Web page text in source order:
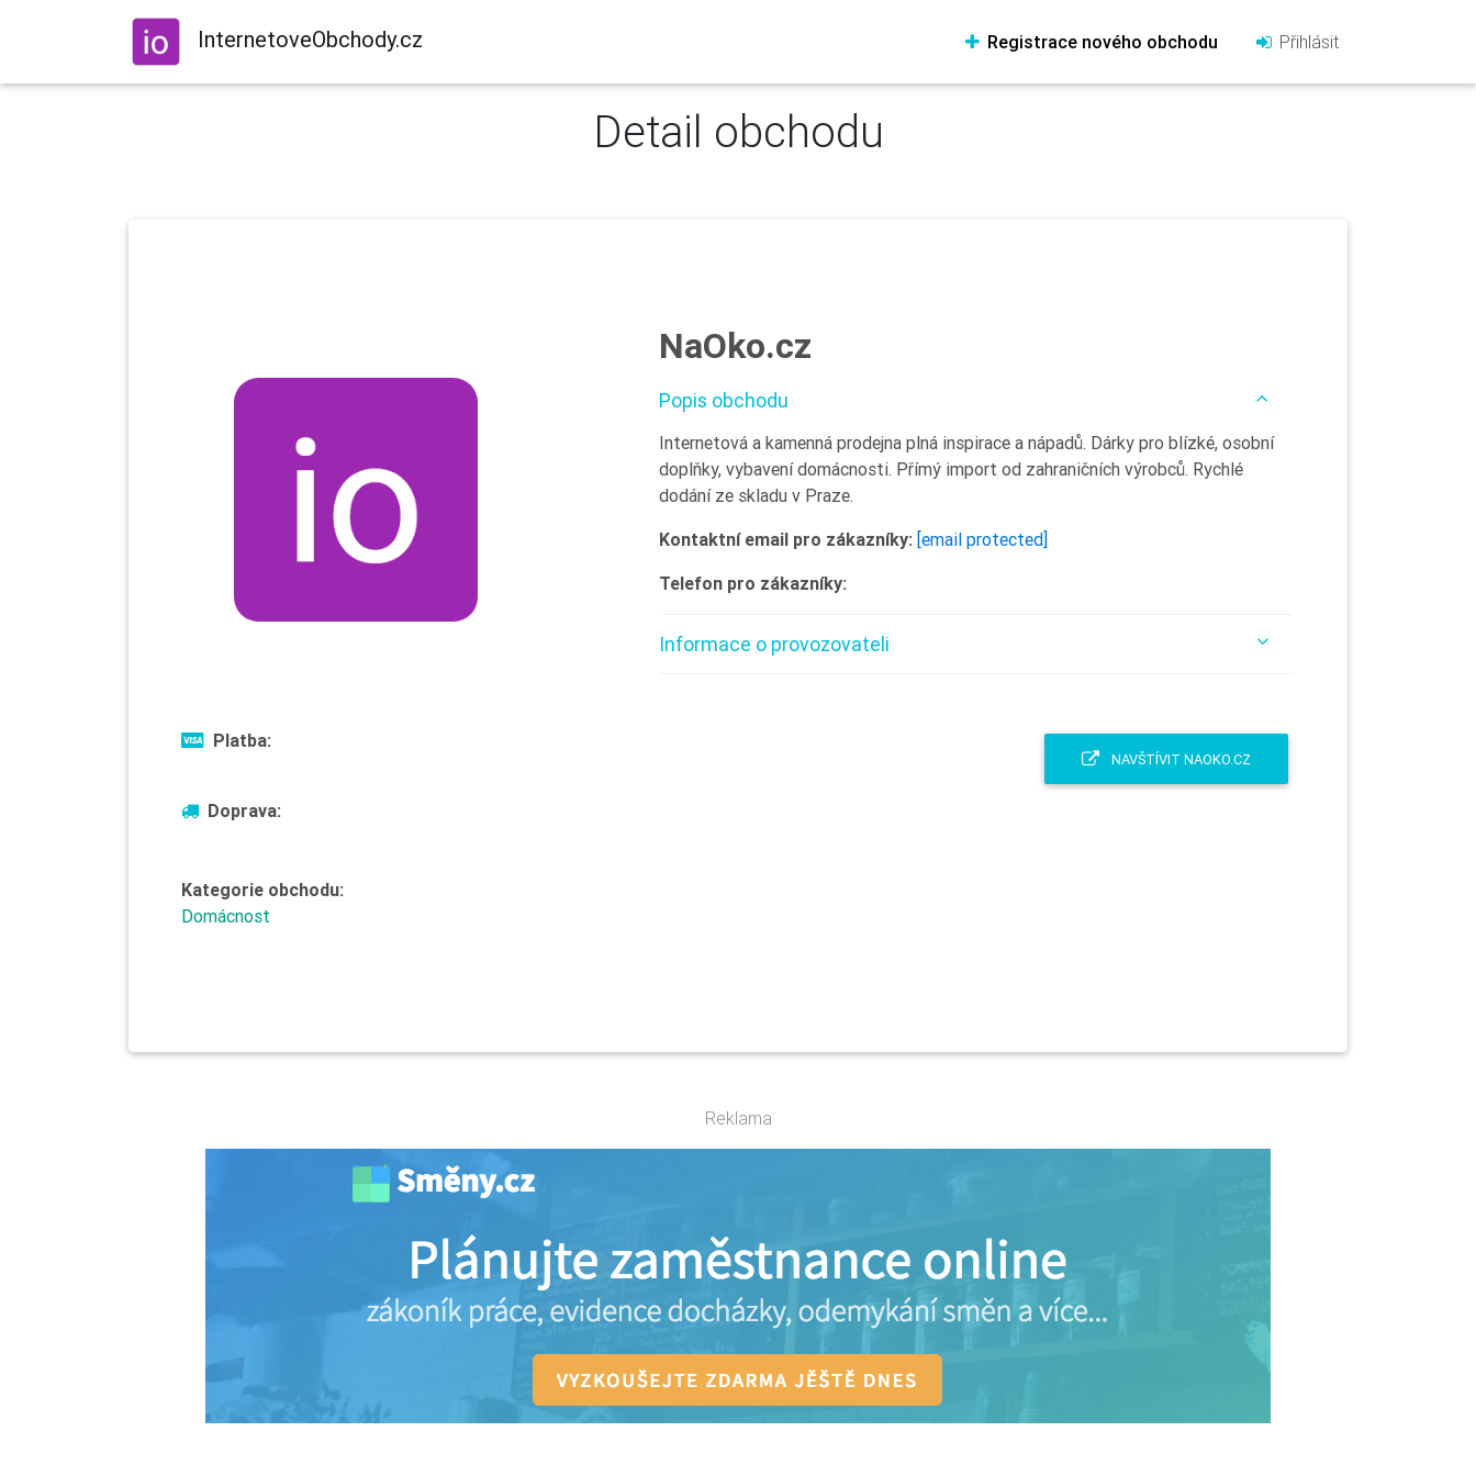
InternetoveObchody.cz Registrace nového obchodu Přihlásit
Detail obchodu
Platba:
Doprava:
Kategorie obchodu:
Domácnost
NaOko.cz
Popis obchodu
Internetová a kamenná prodejna plná inspirace a nápadů. Dárky pro blízké, osobní
doplňky, vybavení domácnosti. Přímý import od zahraničních výrobců. Rychlé
dodání ze skladu v Praze.
Kontaktní email pro zákazníky: [email protected]
Telefon pro zákazníky:
Informace o provozovateli
NAVŠTÍVIT NAOKO.CZ
Reklama